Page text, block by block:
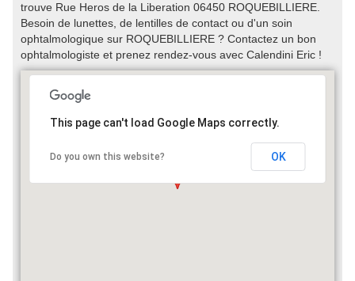
trouve Rue Heros de la Liberation 06450 ROQUEBILLIERE.
Besoin de lunettes, de lentilles de contact ou d'un soin
ophtalmologique sur ROQUEBILLIERE ? Contactez un bon
ophtalmologiste et prenez rendez-vous avec Calendini Eric !
This page can't load Google Maps correctly.
Do you own this website? OK